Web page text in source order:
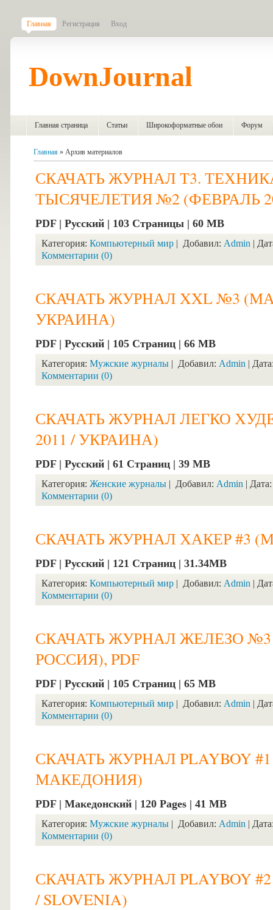
Главная Регистрация Вход
DownJournal
Главная страница Статьи Широкоформатные обои Форум
Главная » Архив материалов
СКАЧАТЬ ЖУРНАЛ Т3.
ТЫСЯЧЕЛЕТИЯ №2 (ФЕВРАЛЬ
PDF | Русский | 103 Страницы | 60 MB
Категория: Компьютерный мир | Добавил: Admin |
Комментарии (0)
СКАЧАТЬ ЖУРНАЛ XXL №3
УКРАИНА)
PDF | Русский | 105 Страниц | 66 MB
Категория: Мужские журналы | Добавил: Admin |
Комментарии (0)
СКАЧАТЬ ЖУРНАЛ ЛЕГКО
2011 / УКРАИНА)
PDF | Русский | 61 Страниц | 39 MB
Категория: Женские журналы | Добавил: Admin |
Комментарии (0)
СКАЧАТЬ ЖУРНАЛ ХАКЕР #3
PDF | Русский | 121 Страниц | 31.34MB
Категория: Компьютерный мир | Добавил: Admin |
Комментарии (0)
СКАЧАТЬ ЖУРНАЛ ЖЕЛЕЗО №3
РОССИЯ), PDF
PDF | Русский | 105 Страниц | 65 MB
Категория: Компьютерный мир | Добавил: Admin |
Комментарии (0)
СКАЧАТЬ ЖУРНАЛ PLAYBOY #1
МАКЕДОНИЯ)
PDF | Македонский | 120 Pages | 41 MB
Категория: Мужские журналы | Добавил: Admin |
Комментарии (0)
СКАЧАТЬ ЖУРНАЛ PLAYBOY #2
/ SLOVENIA)